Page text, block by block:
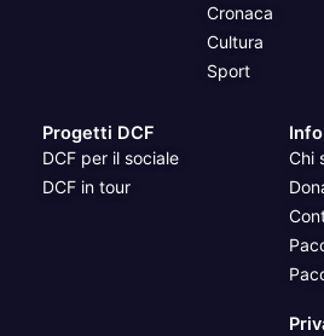
Cronaca
Cultura
Sport
Progetti DCF
DCF per il sociale
DCF in tour
Chi